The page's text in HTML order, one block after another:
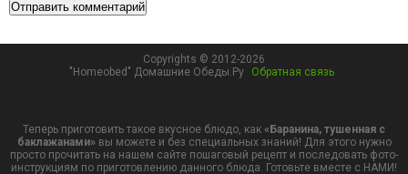
Copyrights © 2012-2026
"Homeobed" Домашние Обеды.Ру
Обратная связь
Теперь приготовить такое вкусное блюдо, как «Баранина, тушенная с
баклажанами»вы можете и без специальных знаний! Для этого нужно
просто прочитать на нашем сайте пошаговый рецепт и последовать фото-
инструкциям по приготовлению данного блюда. Готовьте вместе с НАМИ!